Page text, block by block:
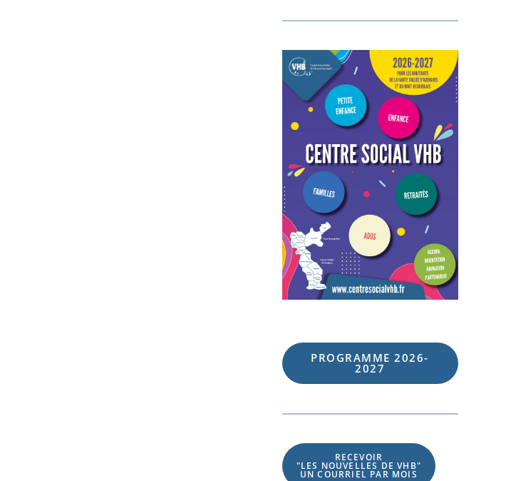
PROGRAMME 2026-
2027
RECEVOIR
"LES NOUVELLES DE VHB"
UN COURRIEL PAR MOIS